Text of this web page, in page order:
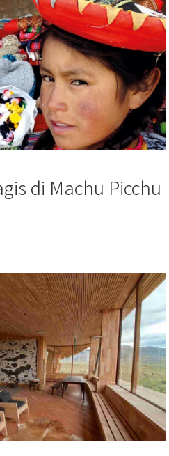
di Machu Picchu